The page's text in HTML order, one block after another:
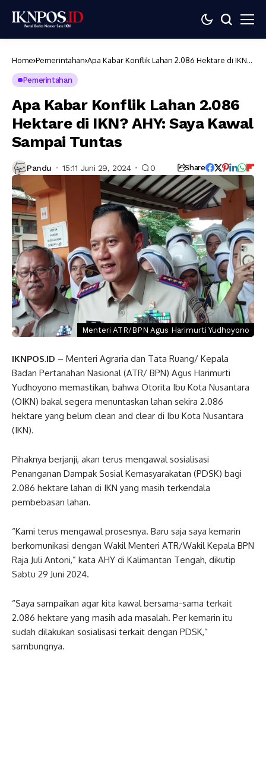
Home Pemerintahan Apa Kabar Konflik Lahan 2.086 Hektare di IKN?
Pemerintahan
Apa Kabar Konflik Lahan 2.086
Hektare di IKN? AHY: Saya Kawal
Sampai Tuntas
Pandu 15:11 Juni 29, 2024 0 Share
Menteri ATR/BPN Agus Harimurti Yudhoyono
IKNPOS.ID – Menteri Agraria dan Tata Ruang/ Kepala
Badan Pertanahan Nasional (ATR/ BPN) Agus Harimurti
Yudhoyono memastikan, bahwa Otorita Ibu Kota Nusantara
(OIKN) bakal segera menuntaskan lahan sekira 2.086
hektare yang belum clean and clear di Ibu Kota Nusantara
(IKN).
Pihaknya berjanji, akan terus mengawal sosialisasi
Penanganan Dampak Sosial Kemasyarakatan (PDSK) bagi
2.086 hektare lahan di IKN yang masih terkendala
pembebasan lahan.
“Kami terus mengawal prosesnya. Baru saja saya kemarin
berkomunikasi dengan Wakil Menteri ATR/Wakil Kepala BPN
Raja Juli Antoni,” kata AHY di Kalimantan Tengah, dikutip
Sabtu 29 Juni 2024.
“Saya sampaikan agar kita kawal bersama-sama terkait
2.086 hektare yang masih ada masalah. Per kemarin itu
sudah dilakukan sosialisasi terkait dengan PDSK,”
sambungnya.